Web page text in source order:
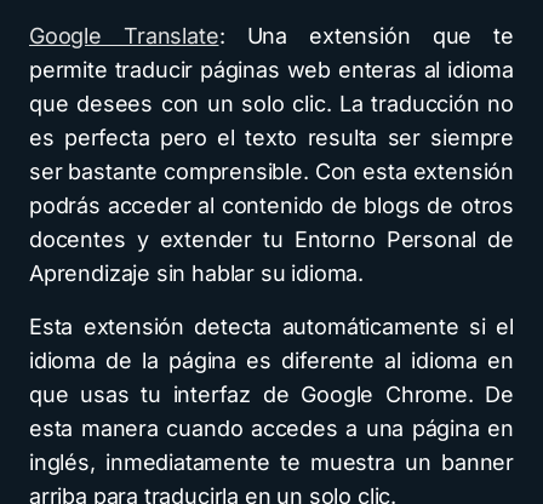
Google Translate: Una extensión que te
permite traducir páginas web enteras al idioma
que desees con un solo clic. La traducción no
es perfecta pero el texto resulta ser siempre
ser bastante comprensible. Con esta extensión
podrás acceder al contenido de blogs de otros
docentes y extender tu Entorno Personal de
Aprendizaje sin hablar su idioma.
Esta extensión detecta automáticamente si el
idioma de la página es diferente al idioma en
que usas tu interfaz de Google Chrome. De
esta manera cuando accedes a una página en
inglés, inmediatamente te muestra un banner
arriba para traducirla en un solo clic.